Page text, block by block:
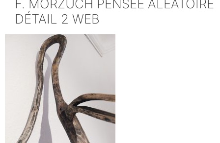
F. MORZUCH PENSÉE ALÉATOIRE
DÉTAIL 2 WEB